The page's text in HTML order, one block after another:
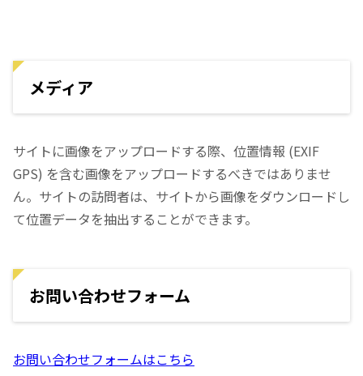
メディア
サイトに画像をアップロードする際、位置情報 (EXIF
GPS) を含む画像をアップロードするべきではありませ
ん。サイトの訪問者は、サイトから画像をダウンロードし
て位置データを抽出することができます。
お問い合わせフォーム
お問い合わせフォームはこちら